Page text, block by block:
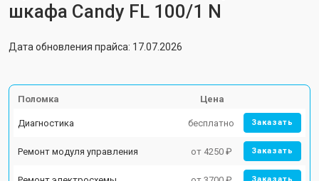
шкафа Candy FL 100/1 N
Дата обновления прайса: 17.07.2026
Поломка Цена
Диагностика бесплатно Заказать
Ремонт модуля управления от 4250 ₽ Заказать